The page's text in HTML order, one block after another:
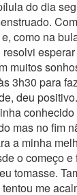
do dia
como na
muitos
3h30 para
deu
mas no fim
a minha
o começo
tomasse.
me